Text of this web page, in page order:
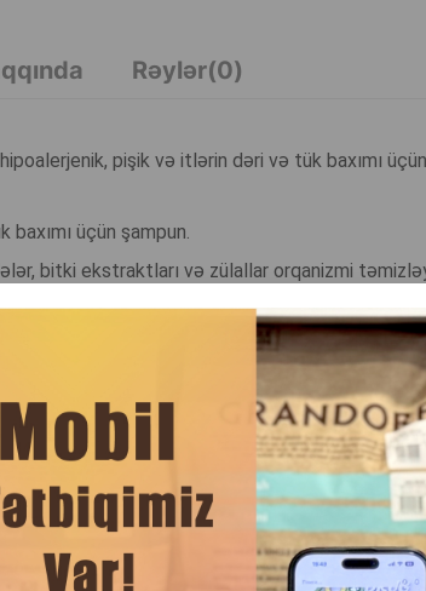
Rəylər(0)
pişik və itlərin dəri və tük baxımı
üçün şampun.
bitki ekstraktları və zülallar orqanizmi
və ya süngər vasitəsilə bütün bədənə yayın.
DAHA ÇOX OXU